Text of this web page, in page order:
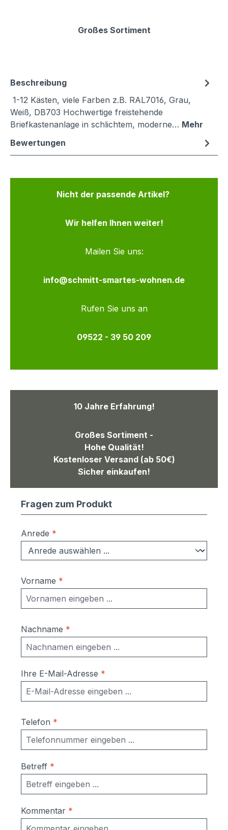
Großes Sortiment
Beschreibung
1-12 Kästen, viele Farben z.B. RAL7016, Grau,
Weiß, DB703 Hochwertige freistehende
Briefkastenanlage in schlichtem, moderne… Mehr
Bewertungen
Nicht der passende Artikel?
Wir helfen Ihnen weiter!
Mailen Sie uns:
info@schmitt-smartes-wohnen.de
Rufen Sie uns an
09522 - 39 50 209
10 Jahre Erfahrung!
Großes Sortiment -
Hohe Qualität!
Kostenloser Versand (ab 50€)
Sicher einkaufen!
Fragen zum Produkt
Anrede *
Vorname *
Nachname *
Ihre E-Mail-Adresse *
Telefon *
Betreff *
Kommentar *